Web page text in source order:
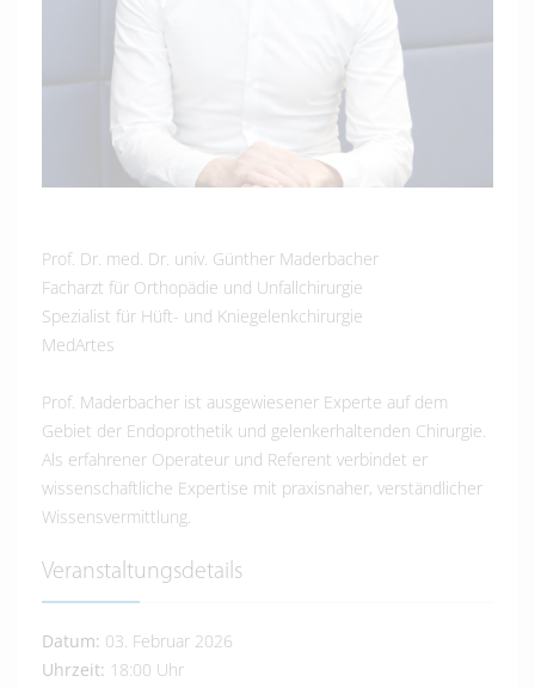
Prof. Dr. med. Dr. univ. Günther Maderbacher
Facharzt für Orthopädie und Unfallchirurgie
Spezialist für Hüft- und Kniegelenkchirurgie
MedArtes
Prof. Maderbacher ist ausgewiesener Experte auf dem
Gebiet der Endoprothetik und gelenkerhaltenden Chirurgie.
Als erfahrener Operateur und Referent verbindet er
wissenschaftliche Expertise mit praxisnaher, verständlicher
Wissensvermittlung.
Veranstaltungsdetails
Datum: 03. Februar 2026
Uhrzeit: 18:00 Uhr